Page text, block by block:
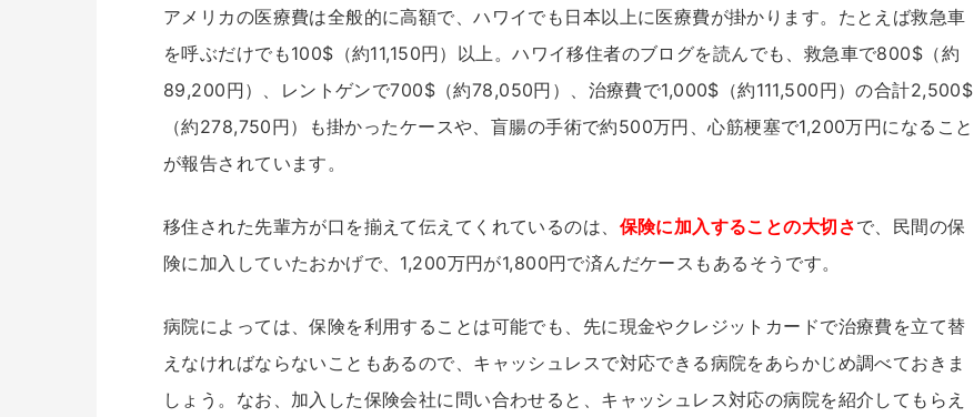
アメリカの医療費は全般的に高額で、ハワイでも日本以上に医療費が掛かります。たとえば救急車
を呼ぶだけでも100$（約11,150円）以上。ハワイ移住者のブログを読んでも、救急車で800$（約
89,200円）、レントゲンで700$（約78,050円）、治療費で1,000$（約111,500円）の合計2,500$
（約278,750円）も掛かったケースや、盲腸の手術で約500万円、心筋梗塞で1,200万円になること
が報告されています。
移住された先輩方が口を揃えて伝えてくれているのは、 保険に加入することの大切さで、民間の保
険に加入していたおかげで、1,200万円が1,800円で済んだケースもあるそうです。
病院によっては、保険を利用することは可能でも、先に現金やクレジットカードで治療費を立て替
えなければならないこともあるので、キャッシュレスで対応できる病院をあらかじめ調べておきま
しょう。なお、加入した保険会社に問い合わせると、キャッシュレス対応の病院を紹介してもらえ